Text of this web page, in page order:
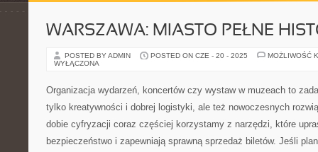
WARSZAWA: MIASTO PEŁNE
POSTED BY ADMIN POSTED ON CZE - 20 - 2025
MOŻLIWOŚĆ
WYŁĄCZONA
Organizacja wydarzeń, koncertów czy wystaw w muzeach to
tylko kreatywności i dobrej logistyki, ale też nowoczesnych
dobie cyfryzacji coraz częściej korzystamy z narzędzi, które
bezpieczeństwo i zapewniają sprawną sprzedaż biletów. Jeśli